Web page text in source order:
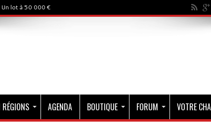
lot à 50 000 €
RÉGIONS AGENDA BOUTIQUE FORUM VOTRE